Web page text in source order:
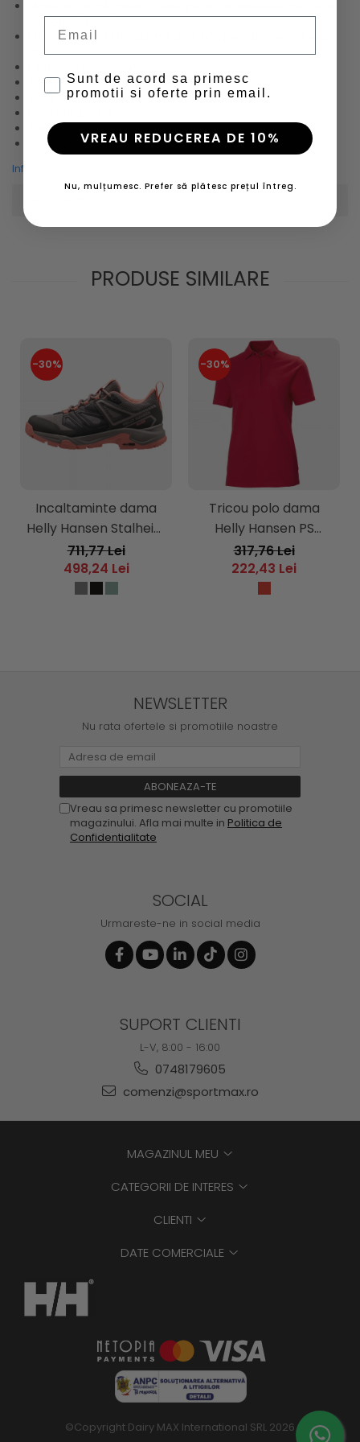
confortului termic;
Material izolant PrimaLoft® BLACK 60g pentru cele mai reci
zile;
Buzunare captusite pentru maini;
Buzunarele pentru maini au fermoar;
Tratament DWR fara PFC (compusi perfluorinati);
Continut reciclat.
Informatii conformitate produs
PRODUSE SIMILARE
-30%
Incaltaminte dama
Helly Hansen Stalheim
HT
711,77 Lei
498,24 Lei
-30%
Tricou polo dama
Helly Hansen PS
Cotton
317,76 Lei
222,43 Lei
NEWSLETTER
Nu rata ofertele si promotiile noastre
Vreau sa primesc newsletter cu promotiile
magazinului. Afla mai multe in Politica de
Confidentialitate
SOCIAL
Urmareste-ne in social media
SUPORT CLIENTI
L-V, 8:00 - 16:00
0748179605
comenzi@sportmax.ro
MAGAZINUL MEU
CATEGORII DE INTERES
CLIENTI
DATE COMERCIALE
©Copyright Dairy MAX International SRL 2026
Sunt de acord sa primesc
promotii si oferte prin email.
VREAU REDUCEREA DE 10%
Nu, mulțumesc. Prefer să plătesc prețul întreg.